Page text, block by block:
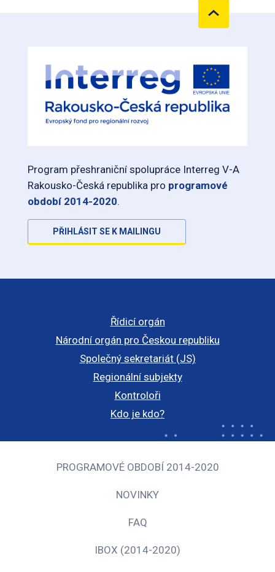
Program přeshraniční spolupráce Interreg V-A
Rakousko-Česká republika pro programové
období 2014-2020.
PŘIHLÁSIT SE K MAILINGU
Řídicí orgán
Národní orgán pro Českou republiku
Společný sekretariát (JS)
Regionální subjekty
Kontroloři
Kdo je kdo?
PROGRAMOVÉ OBDOBÍ 2014-2020
NOVINKY
FAQ
IBOX (2014-2020)